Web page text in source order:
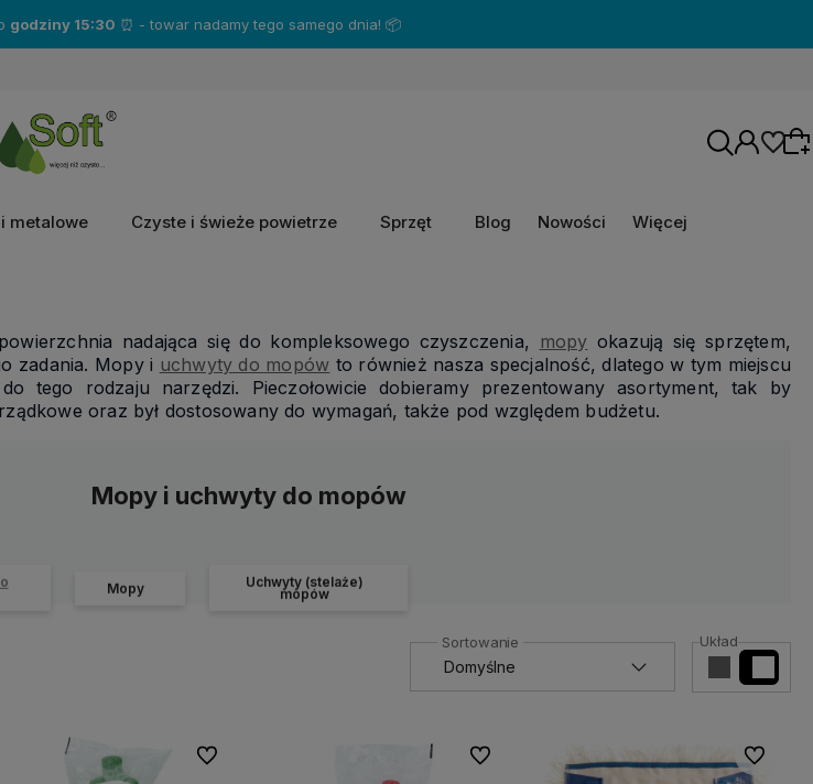
markiKatrin- a otrzymasz gratisy!❤️
oferty lub zaloguj się, aby przywrócić dodane
produkty do listy z poprzedniej sesji.
metalowe Czyste i świeże powietrze Sprzęt Blog Nowości Więcej
nadająca się do kompleksowego czyszczenia, mopy okazują się sprzętem,
zadania. Mopy i uchwyty do mopów to również nasza specjalność, dlatego w tym miejscu
tego rodzaju narzędzi. Pieczołowicie dobieramy prezentowany asortyment, tak by
oraz był dostosowany do wymagań, także pod względem budżetu.
Mopy i uchwyty do mopów
Mopy Uchwyty (stelaże)
mopów
Układ
Do ulubionych Do ulubionych Do